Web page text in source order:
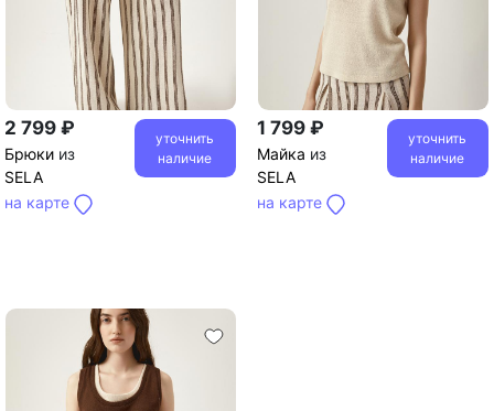
2 799 ₽
Брюки из
SELA
на карте
уточнить
наличие
1 799 ₽
Майка из
SELA
на карте
уточнить
наличие